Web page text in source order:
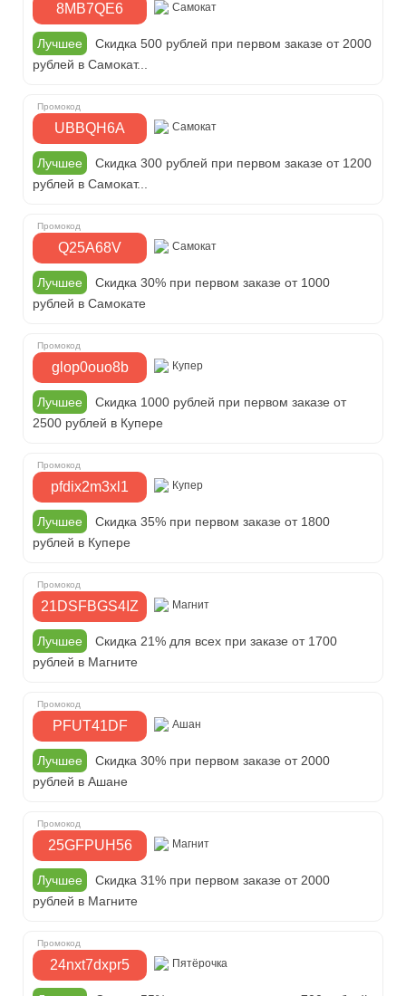
8MB7QE6 Самокат
Лучшее
Скидка 500 рублей при первом заказе от 2000
рублей в Самокат...
UBBQH6A Самокат
Лучшее
Скидка 300 рублей при первом заказе от 1200
рублей в Самокат...
Q25A68V Самокат
Лучшее
Скидка 30% при первом заказе от 1000
рублей в Самокате
glop0ouo8b Купер
Лучшее
Скидка 1000 рублей при первом заказе от
2500 рублей в Купере
pfdix2m3xl1 Купер
Лучшее
Скидка 35% при первом заказе от 1800
рублей в Купере
21DSFBGS4IZ Магнит
Лучшее
Скидка 21% для всех при заказе от 1700
рублей в Магните
PFUT41DF Ашан
Лучшее
Скидка 30% при первом заказе от 2000
рублей в Ашане
25GFPUH56 Магнит
Лучшее
Скидка 31% при первом заказе от 2000
рублей в Магните
24nxt7dxpr5 Пятёрочка